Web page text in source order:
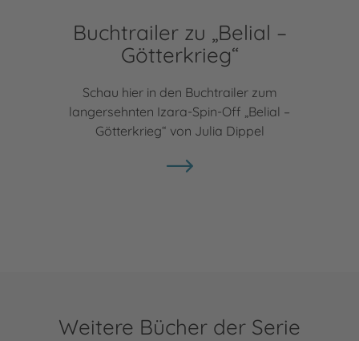
Buchtrailer zu „Belial –
Götterkrieg“
Schau hier in den Buchtrailer zum
langersehnten Izara-Spin-Off „Belial –
Götterkrieg“ von Julia Dippel
Weitere Bücher der Serie